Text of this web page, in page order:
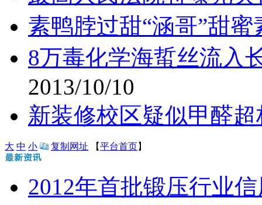
素鸭脖过甜“涵哥”甜
8万毒化学海蜇丝流入
2013/10/10
新装修校区疑似甲醛
大 中 小 复制网址 【平台首页】
2012年首批锻压行业